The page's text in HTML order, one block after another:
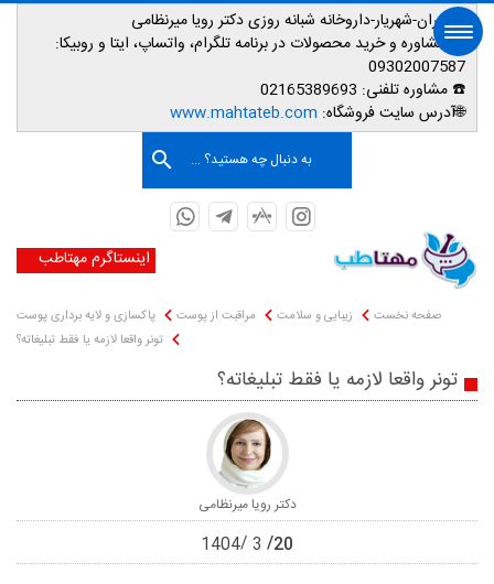
📌تهران-شهریار-داروخانه شبانه روزی دکتر رویا میرنظامی
📱مشاوره و خرید محصولات در برنامه تلگرام، واتساپ، ایتا و روبیکا:
09302007587
☎️ مشاوره تلفنی:
🌐آدرس سایت فروشگاه: www.mahtateb.com
به دنبال چه هستید؟ ...
اینستاگرم مهتاطب
صفحه نخست زیبایی و سلامت مراقبت از پوست
پاکسازی و لایه برداری پوست
تونر واقعا لازمه یا فقط تبلیغاته؟
تونر واقعا لازمه یا فقط تبلیغاته؟
دکتر رویا میرنظامی
20
3
1404